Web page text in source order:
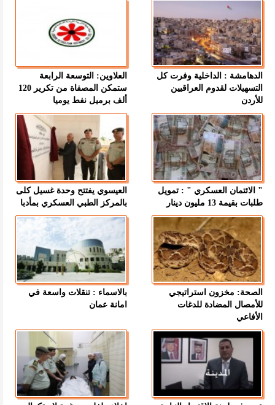
الدهامشة : الداخلية وفرت كل
التسهيلات لقدوم العراقيين
للأردن
العلاوين: التوسعة الرابعة
ستمكن المصفاة من تكرير 120
ألف برميل نفط يوميا
" الائتمان العسكري " : تمويل
طلبات بقيمة 13 مليون دينار
العيسوي يفتتح وحدة غسيل كلى
بالمركز الطبي العسكري بمأدبا
الصحة: مخزون استراتيجي
للأمصال المضادة للدغات
الأفاعي
بالاسماء : تنقلات واسعة في
امانة عمان